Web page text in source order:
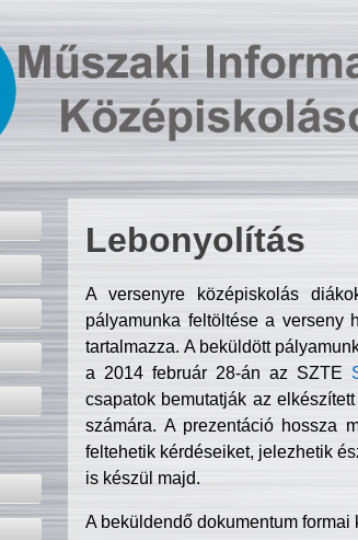
Lebonyolítás
A versenyre középiskolás
pályamunka feltöltése a verseny
tartalmazza. A beküldött
a 2014 február 28-án az SZTE
csapatok bemutatják az
számára. A prezentáció hossza
feltehetik kérdéseiket, jelezhetik
is készül majd.
A beküldendő dokumentum